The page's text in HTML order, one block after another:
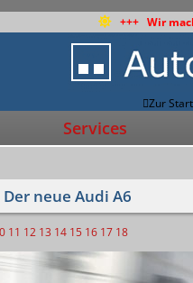
+++ Wir
Zur
Services
neue Audi A6
11 12 13 14 15 16 17 18